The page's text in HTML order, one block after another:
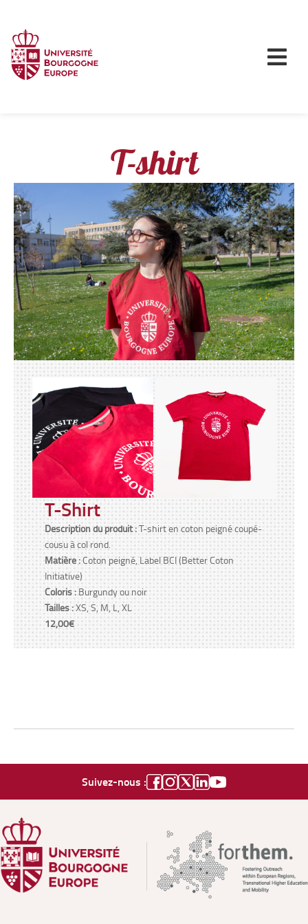
T-shirt
T-Shirt
Description du produit :T-shirt en coton peigné coupé-
cousu à col rond.
Matière :Coton peigné, Label BCI (Better Coton
Initiative)
Coloris :Burgundy ou noir
Tailles :XS, S, M, L, XL
12,00€
Suivez-nous :